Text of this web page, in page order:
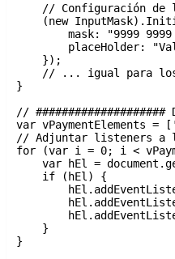
// Configuración de
(new
mask: "9999
placeHolder:
    });
// ... igual para
}
// ####################
var vPaymentElements
// Adjuntar listeners a
for (var i = 0; i <
var hEl =
    if (hEl) {
    }
}